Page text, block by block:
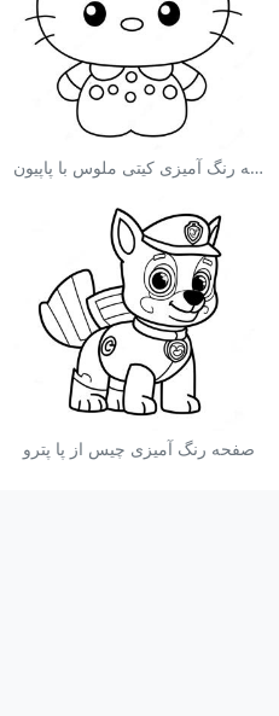
صفحه رنگ آمیزی کیتی ملوس با پاپیون
صفحه رنگ آمیزی چیس از پا پترو